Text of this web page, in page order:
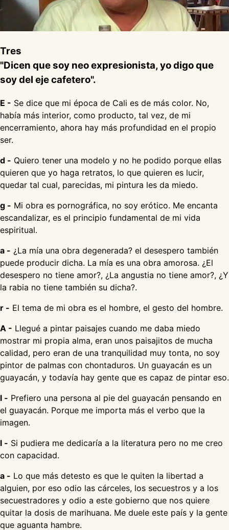
Tres
"Dicen que soy neo expresionista, yo digo que
soy del eje cafetero".
E - Se dice que mi época de Cali es de más color. No,
había más interior, como producto, tal vez, de mi
encerramiento, ahora hay más profundidad en el propio
ser.
d - Quiero tener una modelo y no he podido porque ellas
quieren que yo haga retratos, lo que quieren es lucir,
quedar tal cual, parecidas, mi pintura les da miedo.
g - Mi obra es pornográfica, no soy erótico. Me encanta
escandalizar, es el principio fundamental de mi vida
espiritual.
a - ¿La mía una obra degenerada? el desespero también
puede producir dicha. La mía es una obra amorosa. ¿El
desespero no tiene amor?, ¿La angustia no tiene amor?, ¿Y
la rabia no tiene también su dicha?.
r - El tema de mi obra es el hombre, el gesto del hombre.
A - Llegué a pintar paisajes cuando me daba miedo
mostrar mi propia alma, eran unos paisajitos de mucha
calidad, pero eran de una tranquilidad muy tonta, no soy
pintor de palmas con chontaduros. Un guayacán es un
guayacán, y todavía hay gente que es capaz de pintar eso.
l - Prefiero una persona al pie del guayacán pensando en
el guayacán. Porque me importa más el verbo que la
imagen.
l - Si pudiera me dedicaría a la literatura pero no me creo
con capacidad.
a - Lo que más detesto es que le quiten la libertad a
alguien, por eso odio las cárceles, los secuestros y a los
secuestradores y odio a este gobierno que nos quiere
quitar la dosis de marihuana. Me duele este país y la gente
que aguanta hambre.